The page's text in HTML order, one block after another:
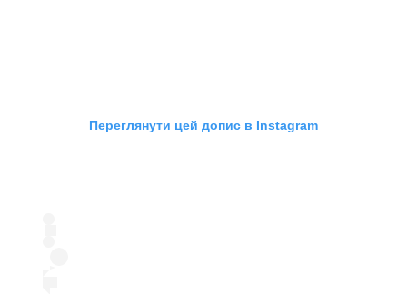
Переглянути цей допис в Instagram